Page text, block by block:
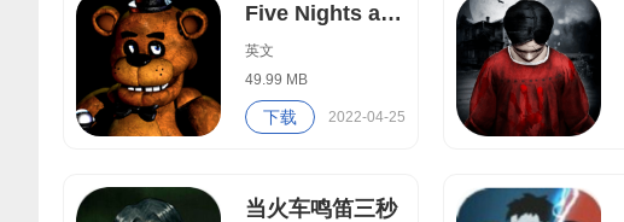
Five Nights at Freddy's
英文
49.99 MB
下载 2022-04-25
当火车鸣笛三秒